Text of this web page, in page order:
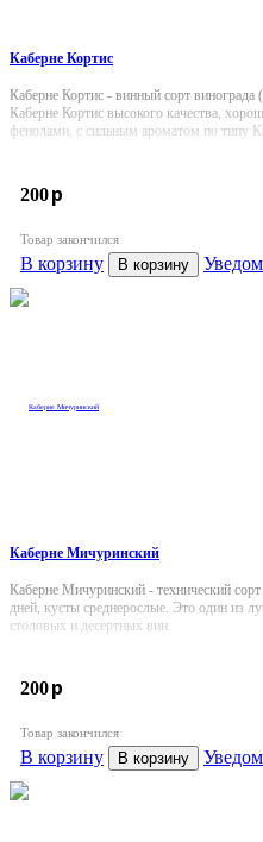
Каберне Кортис
Каберне Кортис - винный сорт винограда
Каберне Кортис высокого качества,
фенолами, с сильным ароматом по типу
200p
Товар закончился
В корзину В корзину
Каберне Мичуринский
Каберне Мичуринский - технический
дней, кусты среднерослые. Это один из
столовых и десертных вин.
200p
Товар закончился
В корзину В корзину